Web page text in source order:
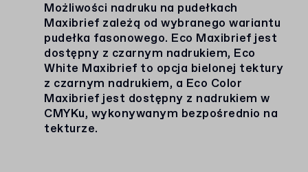
Możliwości nadruku na pudełkach
Maxibrief zależą od wybranego wariantu
pudełka fasonowego. Eco Maxibrief jest
dostępny z czarnym nadrukiem, Eco
White Maxibrief to opcja bielonej tektury
z czarnym nadrukiem, a Eco Color
Maxibrief jest dostępny z nadrukiem w
CMYKu, wykonywanym bezpośrednio na
tekturze.